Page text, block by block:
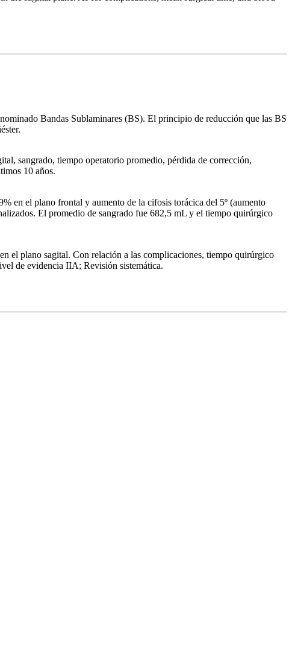
Bandas Sublaminares (BS). El principio de reducción que las BS
sangrado, tiempo operatorio promedio, pérdida de corrección,
10 años.
en el plano frontal y aumento de la cifosis torácica del 5º (aumento
El promedio de sangrado fue 682,5 mL y el tiempo quirúrgico
el plano sagital. Con relación a las complicaciones, tiempo quirúrgico
de evidencia IIA; Revisión sistemática.